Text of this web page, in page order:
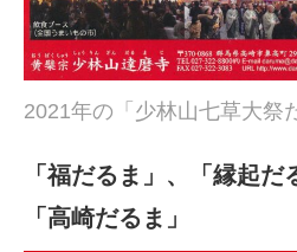
2021年の「少林山七草大祭
「福だるま」、「縁起だ
「高崎だるま」